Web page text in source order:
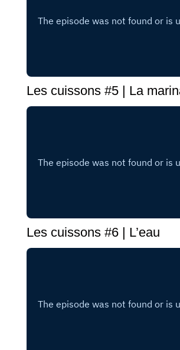
Les cuissons #5 | La
Les cuissons #6 | L’eau